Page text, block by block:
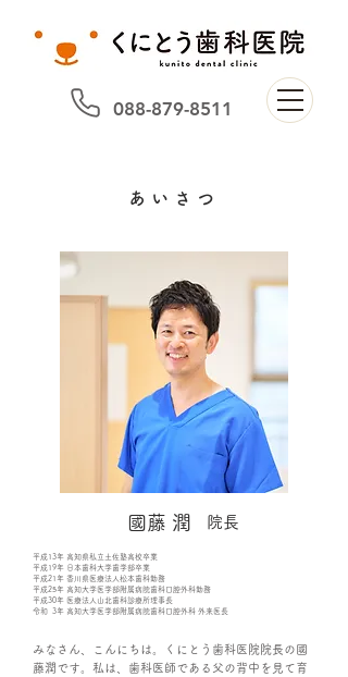
088-879-8511
あいさつ
國藤 潤 ​院長
平成13年 高知県私立土佐塾高校卒業
平成19年 日本歯科大学歯学部卒業
平成21年 香川県医療法人松本歯科勤務
平成25年 高知大学医学部附属病院歯科口腔外科勤務
平成30年 医療法人山北歯科診療所理事長
令和 3年 高知大学医学部附属病院歯科口腔外科 外来医長
みなさん、こんにちは。くにとう歯科医院院長の國
藤潤です。私は、歯科医師である父の背中を見て育